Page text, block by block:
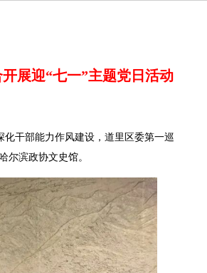
展迎“七一”主题党日活动
干部能力作风建设，道里区委第一巡
尔滨政协文史馆。